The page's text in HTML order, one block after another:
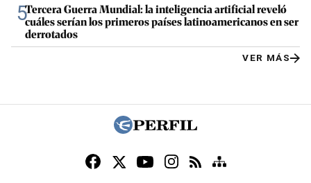
5Tercera Guerra Mundial: la inteligencia artificial reveló
cuáles serían los primeros países latinoamericanos en ser
derrotados
VER MÁS